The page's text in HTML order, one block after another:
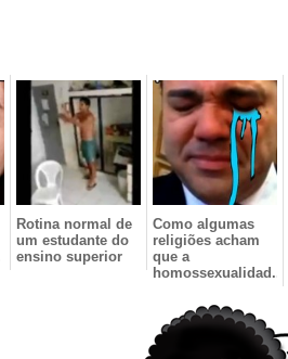
Rotina normal de
um estudante do
ensino superior
Como algumas
religiões acham
que a
homossexualidad...